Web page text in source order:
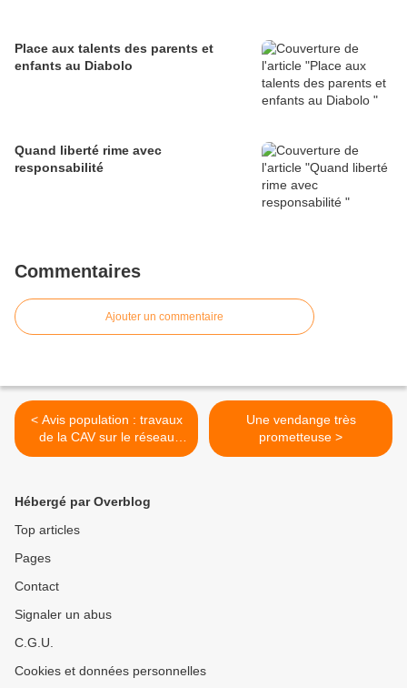
Place aux talents des parents et
enfants au Diabolo
Quand liberté rime avec
responsabilité
Commentaires
Ajouter un commentaire
< Avis population : travaux
de la CAV sur le réseau
d'assainissement
Une vendange très
prometteuse >
Hébergé par Overblog
Top articles
Pages
Contact
Signaler un abus
C.G.U.
Cookies et données personnelles